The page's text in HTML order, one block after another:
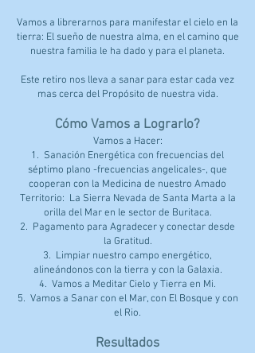
Vamos a librerarnos para manifestar el cielo en la
tierra: El sueño de nuestra alma, en el camino que
nuestra familia le ha dado y para el planeta.
Este retiro nos lleva a sanar para estar cada vez
mas cerca del Propósito de nuestra vida.
Cómo Vamos a Lograrlo?
Vamos a Hacer:
1. Sanación Energética con frecuencias del
séptimo plano -frecuencias angelicales-, que
cooperan con la Medicina de nuestro Amado
Territorio: La Sierra Nevada de Santa Marta a la
orilla del Mar en le sector de Buritaca.​
2. Pagamento para Agradecer y conectar desde
la Gratitud.​
3. Limpiar nuestro campo energético,
alineándonos con la tierra y con la Galaxia.​
4. Vamos a Meditar Cielo y Tierra en Mi.​
5. Vamos a Sanar con el Mar, con El Bosque y con
el Rio.
Resultados